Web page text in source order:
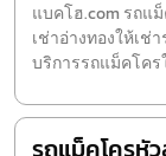
แบคโฮ.com รถแ
เช่าอ่างทองให้เช่
บริการรถแม็คโคร